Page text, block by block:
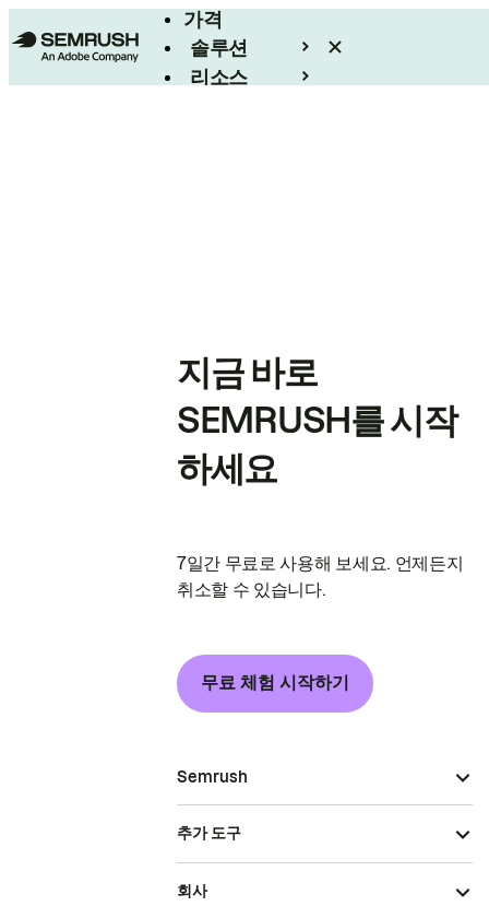
가격
솔루션
리소스
지금 바로
SEMRUSH를 시작
하세요
7일간 무료로 사용해 보세요. 언제든지
취소할 수 있습니다.
무료 체험 시작하기
Semrush
추가 도구
회사